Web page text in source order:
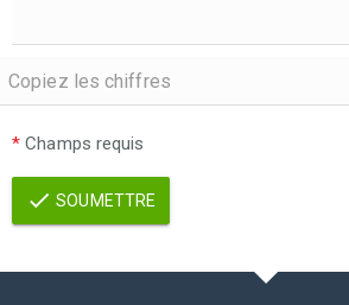
* Champs requis
SOUMETTRE